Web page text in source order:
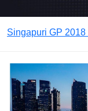
Singapuri GP